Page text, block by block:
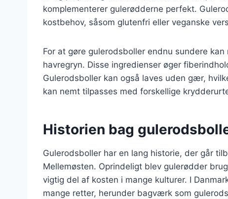
komplementerer gulerødderne perfekt.
kostbehov, såsom glutenfri eller veganske
For at gøre gulerodsboller endnu sundere
havregryn. Disse ingredienser øger
Gulerodsboller kan også laves uden gær,
kan nemt tilpasses med forskellige
Historien bag
Gulerodsboller har en lang historie, der går
Mellemøsten. Oprindeligt blev gulerødder
vigtig del af kosten i mange kulturer. I
mange retter, herunder bagværk som